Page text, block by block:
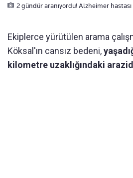
2 gündür aranıyordu! Alzheimer
Ekiplerce yürütülen arama
Köksal'ın cansız bedeni,
kilometre uzaklığındaki